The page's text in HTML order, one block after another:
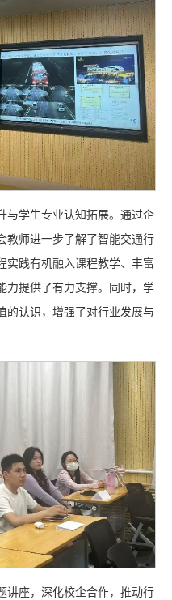
与学生专业认知拓展。通过企
教师进一步了解了智能交通行
实践有机融入课程教学、丰富
力提供了有力支撑。同时，学
的认识，增强了对行业发展与
讲座，深化校企合作，推动行